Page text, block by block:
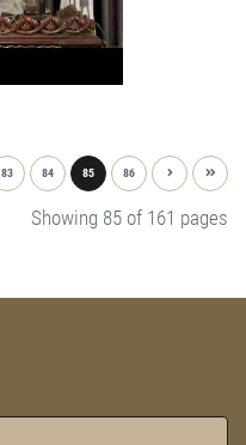
83 84 85 86
Showing 85 of 161 pages